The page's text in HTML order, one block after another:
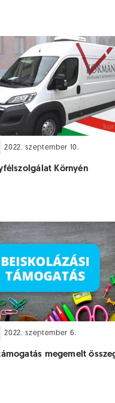
2022. szeptember 10.
Környén
2022. szeptember 6.
megemelt